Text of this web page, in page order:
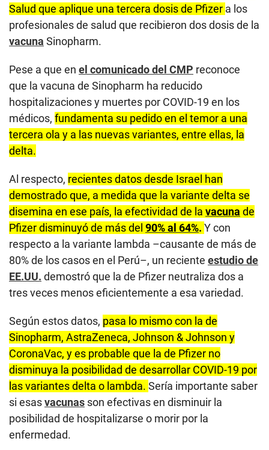
Salud que aplique una tercera dosis de Pfizer a los
profesionales de salud que recibieron dos dosis de la
vacuna Sinopharm.
Pese a que en el comunicado del CMP reconoce
que la vacuna de Sinopharm ha reducido
hospitalizaciones y muertes por COVID-19 en los
médicos, fundamenta su pedido en el temor a una
tercera ola y a las nuevas variantes, entre ellas, la
delta.
Al respecto, recientes datos desde Israel han
demostrado que, a medida que la variante delta se
disemina en ese país, la efectividad de la vacuna de
Pfizer disminuyó de más del 90% al 64%. Y con
respecto a la variante lambda –causante de más de
80% de los casos en el Perú–, un reciente estudio de
EE.UU. demostró que la de Pfizer neutraliza dos a
tres veces menos eficientemente a esa variedad.
Según estos datos, pasa lo mismo con la de
Sinopharm, AstraZeneca, Johnson & Johnson y
CoronaVac, y es probable que la de Pfizer no
disminuya la posibilidad de desarrollar COVID-19 por
las variantes delta o lambda. Sería importante saber
si esasvacunas son efectivas en disminuir la
posibilidad de hospitalizarse o morir por la
enfermedad.